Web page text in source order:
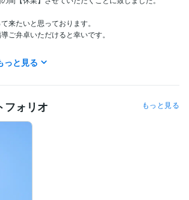
来たいと思っております。
ご弁卓いただけると幸いです。
も
よう、どうぞご自愛くださいませ。
っと見る
フォリオ もっと見る